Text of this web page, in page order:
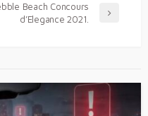
Beach Concours
d’Elegance 2021.